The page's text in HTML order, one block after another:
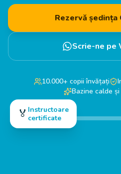
Rezervă ședința
Scrie-ne pe
10.000+ copii învățați
Bazine calde
🏅 Instructoare
certificate